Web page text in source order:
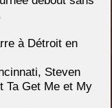
à Détroit en
Steven
Ta Get Me et My